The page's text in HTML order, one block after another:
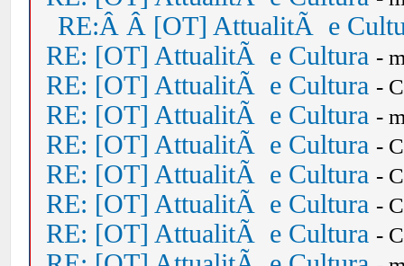
RE:Â Â [OT] AttualitÃ e
RE: [OT] AttualitÃ e Cultura -
RE: [OT] AttualitÃ e Cultura -
RE: [OT] AttualitÃ e Cultura -
RE: [OT] AttualitÃ e Cultura -
RE: [OT] AttualitÃ e Cultura -
RE: [OT] AttualitÃ e Cultura -
RE: [OT] AttualitÃ e Cultura -